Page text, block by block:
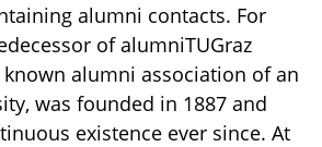
alumni contacts. For
of alumniTUGraz
known alumni association of an
was founded in 1887 and
existence ever since. At